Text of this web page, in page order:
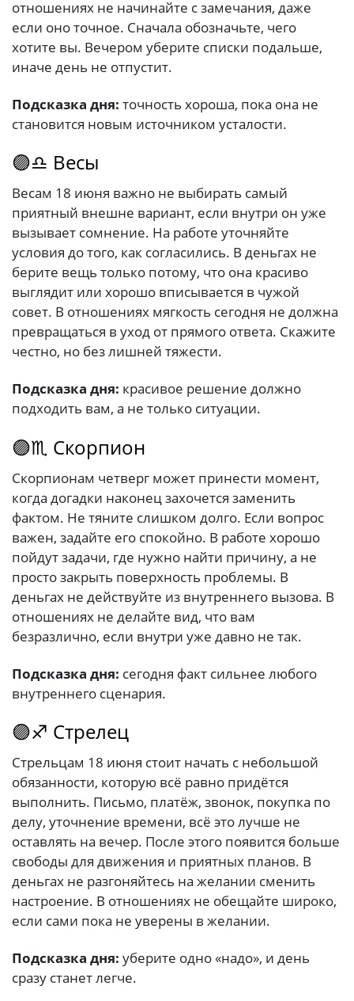
отношениях не начинайте с замечания, даже
если оно точное. Сначала обозначьте, чего
хотите вы. Вечером уберите списки подальше,
иначе день не отпустит.
Подсказка дня: точность хороша, пока она не
становится новым источником усталости.
🟣♎ Весы
Весам 18 июня важно не выбирать самый
приятный внешне вариант, если внутри он уже
вызывает сомнение. На работе уточняйте
условия до того, как согласились. В деньгах не
берите вещь только потому, что она красиво
выглядит или хорошо вписывается в чужой
совет. В отношениях мягкость сегодня не должна
превращаться в уход от прямого ответа. Скажите
честно, но без лишней тяжести.
Подсказка дня: красивое решение должно
подходить вам, а не только ситуации.
🟣♏ Скорпион
Скорпионам четверг может принести момент,
когда догадки наконец захочется заменить
фактом. Не тяните слишком долго. Если вопрос
важен, задайте его спокойно. В работе хорошо
пойдут задачи, где нужно найти причину, а не
просто закрыть поверхность проблемы. В
деньгах не действуйте из внутреннего вызова. В
отношениях не делайте вид, что вам
безразлично, если внутри уже давно не так.
Подсказка дня: сегодня факт сильнее любого
внутреннего сценария.
🟣♐ Стрелец
Стрельцам 18 июня стоит начать с небольшой
обязанности, которую всё равно придётся
выполнить. Письмо, платёж, звонок, покупка по
делу, уточнение времени, всё это лучше не
оставлять на вечер. После этого появится больше
свободы для движения и приятных планов. В
деньгах не разгоняйтесь на желании сменить
настроение. В отношениях не обещайте широко,
если сами пока не уверены в желании.
Подсказка дня: уберите одно «надо», и день
сразу станет легче.